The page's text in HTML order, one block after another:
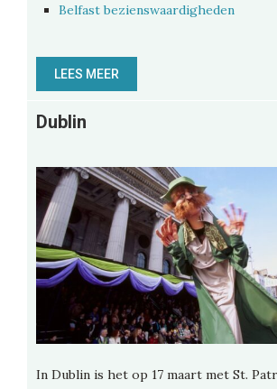
Belfast bezienswaardigheden
LEES MEER
Dublin
In Dublin is het op 17 maart met St.